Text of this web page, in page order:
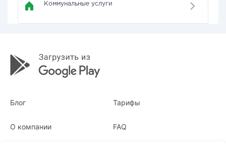
Коммунальные услуги
Блог Тарифы
О компании FAQ